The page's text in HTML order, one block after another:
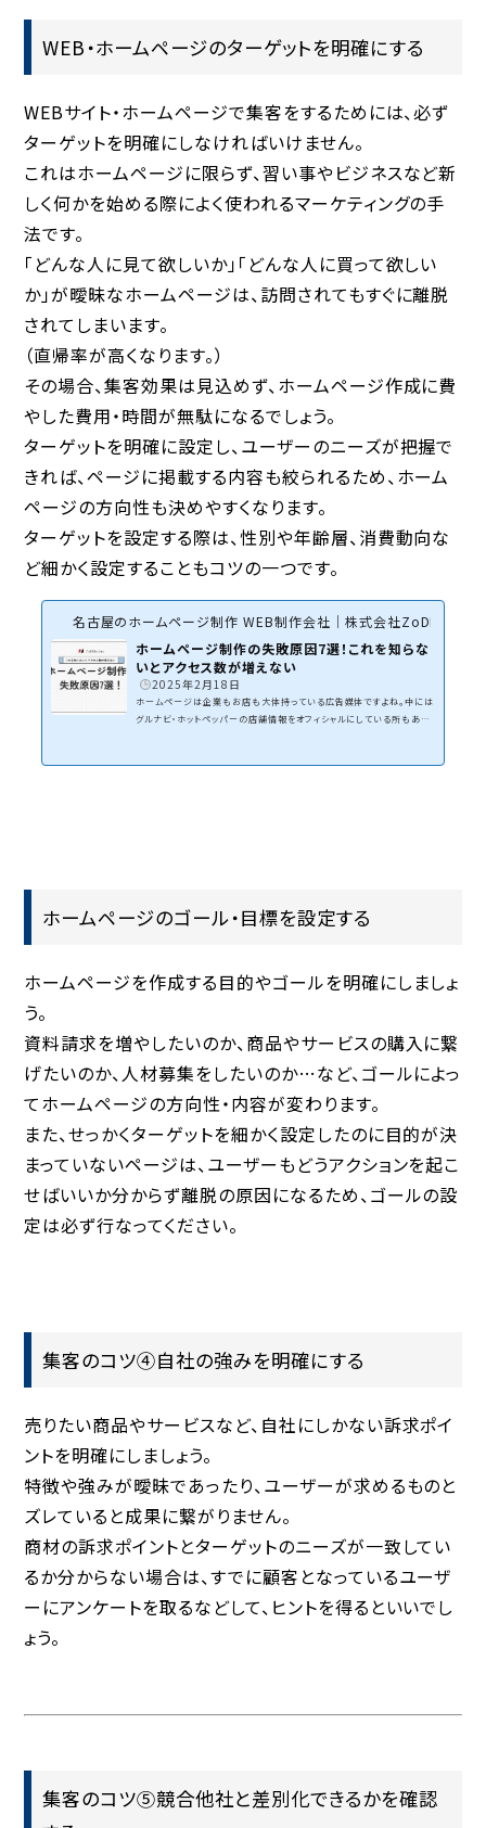
WEB・ホームページのターゲットを明確にする
WEBサイト・ホームページで集客をするためには、必ず
ターゲットを明確にしなければいけません。
これはホームページに限らず、習い事やビジネスなど新
しく何かを始める際によく使われるマーケティングの手
法です。
「どんな人に見て欲しいか」「どんな人に買って欲しい
か」が曖昧なホームページは、訪問されてもすぐに離脱
されてしまいます。
（直帰率が高くなります。）
その場合、集客効果は見込めず、ホームページ作成に費
やした費用・時間が無駄になるでしょう。
ターゲットを明確に設定し、ユーザーのニーズが把握で
きれば、ページに掲載する内容も絞られるため、ホーム
ページの方向性も決めやすくなります。
ターゲットを設定する際は、性別や年齢層、消費動向な
ど細かく設定することもコツの一つです。
名古屋のホームページ制作 WEB制作会社｜株式会社ZoDDo
ホームページ制作の失敗原因7選！これを知らな
いとアクセス数が増えない
2025年2月18日
ホームページは企業もお店も大体持っている広告媒体ですよね。中には
グルナビ・ホットペッパーの店舗情報をオフィシャルにしている所もあり
ホームページのゴール・目標を設定する
ホームページを作成する目的やゴールを明確にしましょ
う。
資料請求を増やしたいのか、商品やサービスの購入に繋
げたいのか、人材募集をしたいのか…など、ゴールによっ
てホームページの方向性・内容が変わります。
また、せっかくターゲットを細かく設定したのに目的が決
まっていないページは、ユーザーもどうアクションを起こ
せばいいか分からず離脱の原因になるため、ゴールの設
定は必ず行なってください。
集客のコツ④自社の強みを明確にする
売りたい商品やサービスなど、自社にしかない訴求ポイ
ントを明確にしましょう。
特徴や強みが曖昧であったり、ユーザーが求めるものと
ズレていると成果に繋がりません。
商材の訴求ポイントとターゲットのニーズが一致してい
るか分からない場合は、すでに顧客となっているユーザ
ーにアンケートを取るなどして、ヒントを得るといいでし
ょう。
集客のコツ⑤競合他社と差別化できるかを確認